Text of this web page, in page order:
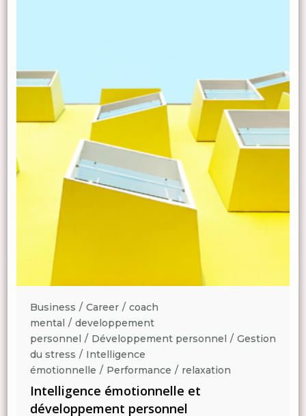
Business Career
coach
mental
developpement
personnel
Développement personnel
Gestion
du stress
Intelligence
émotionnelle
Performance relaxation
Intelligence émotionnelle et
développement personnel